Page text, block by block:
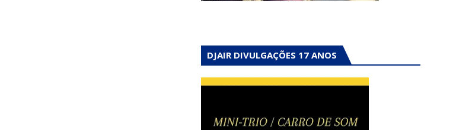
DJAIR DIVULGAÇÕES 17 ANOS